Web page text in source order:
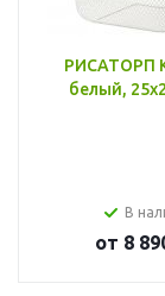
РИСАТОРП
белый,
В
от 8